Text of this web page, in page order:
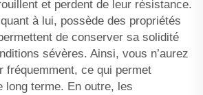
et perdent de leur résistance.
à lui, possède des propriétés
de conserver sa solidité
sévères. Ainsi, vous n’aurez
fréquemment, ce qui permet
long terme. En outre, les